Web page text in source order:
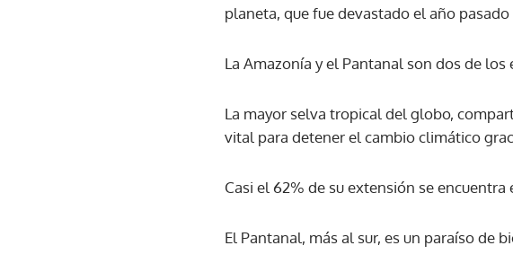
planeta, que fue devastado el año pasado
La Amazonía y el Pantanal son dos de
La mayor selva tropical del globo,
vital para detener el cambio climático
Casi el 62% de su extensión se
El Pantanal, más al sur, es un paraíso de